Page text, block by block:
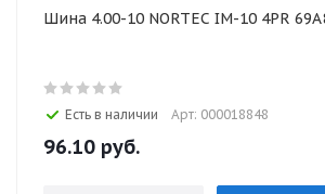
Шина 4.00-10 NORTEC IM-10 4PR
Есть в наличии Арт: 000018848
96.10 руб.